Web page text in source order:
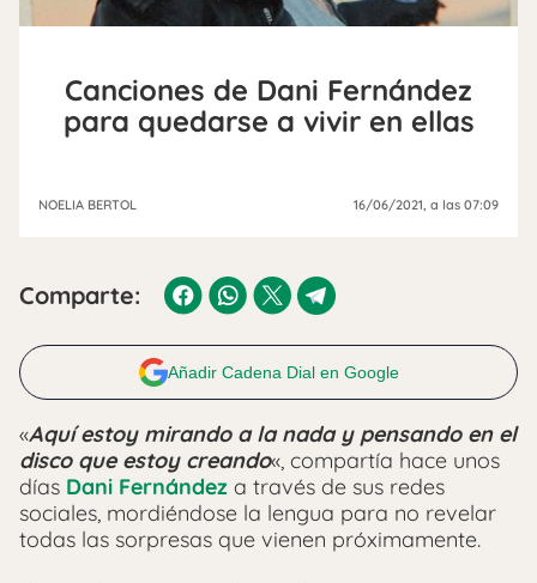
Canciones de Dani Fernández
para quedarse a vivir en ellas
NOELIA BERTOL 16/06/2021 , a las 07:09
Comparte:
Añadir Cadena Dial en Google
«Aquí estoy mirando a la nada y pensando en el
disco que estoy creando«, compartía hace unos
días Dani Fernández a través de sus redes
sociales, mordiéndose la lengua para no revelar
todas las sorpresas que vienen próximamente.